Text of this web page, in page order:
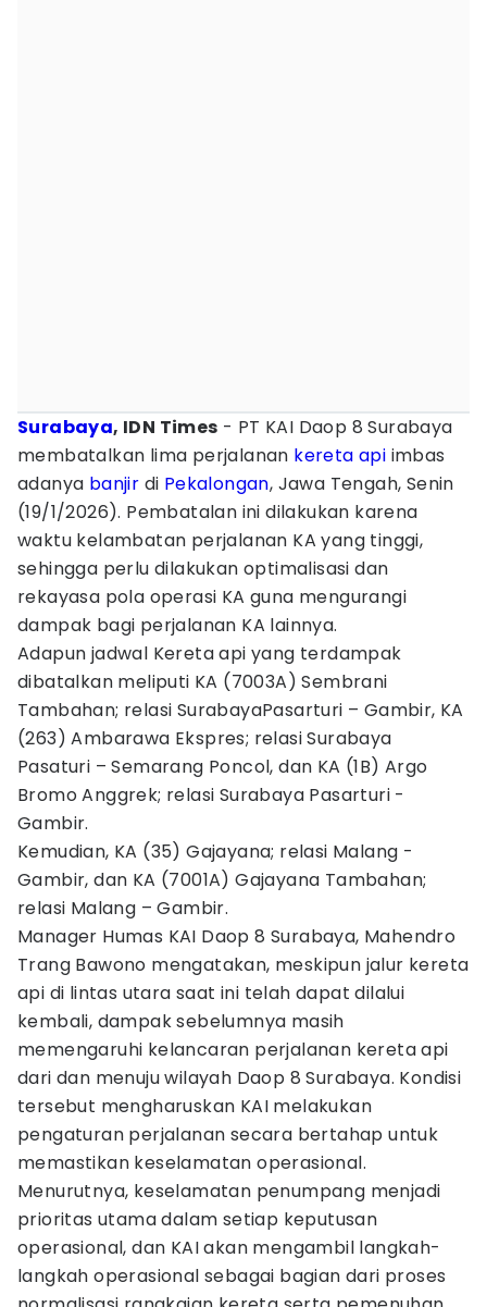
Surabaya, IDN Times - PT KAI Daop 8 Surabaya
membatalkan lima perjalanan kereta api imbas
adanya banjir di Pekalongan, Jawa Tengah, Senin
(19/1/2026). Pembatalan ini dilakukan karena
waktu kelambatan perjalanan KA yang tinggi,
sehingga perlu dilakukan optimalisasi dan
rekayasa pola operasi KA guna mengurangi
dampak bagi perjalanan KA lainnya.
Adapun jadwal Kereta api yang terdampak
dibatalkan meliputi KA (7003A) Sembrani
Tambahan; relasi SurabayaPasarturi – Gambir, KA
(263) Ambarawa Ekspres; relasi Surabaya
Pasaturi – Semarang Poncol, dan KA (1B) Argo
Bromo Anggrek; relasi Surabaya Pasarturi -
Gambir.
Kemudian, KA (35) Gajayana; relasi Malang -
Gambir, dan KA (7001A) Gajayana Tambahan;
relasi Malang – Gambir.
Manager Humas KAI Daop 8 Surabaya, Mahendro
Trang Bawono mengatakan, meskipun jalur kereta
api di lintas utara saat ini telah dapat dilalui
kembali, dampak sebelumnya masih
memengaruhi kelancaran perjalanan kereta api
dari dan menuju wilayah Daop 8 Surabaya. Kondisi
tersebut mengharuskan KAI melakukan
pengaturan perjalanan secara bertahap untuk
memastikan keselamatan operasional.
Menurutnya, keselamatan penumpang menjadi
prioritas utama dalam setiap keputusan
operasional, dan KAI akan mengambil langkah-
langkah operasional sebagai bagian dari proses